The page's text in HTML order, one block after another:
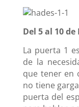
Del 5 al 10
La puerta 1
de la
que tener en
no tiene
puerta del